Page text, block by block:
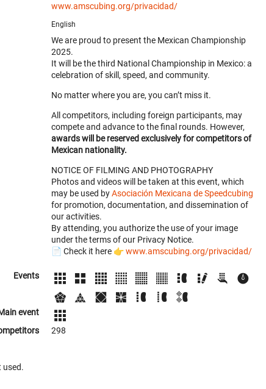
www.amscubing.org/privacidad/
English
We are proud to present the Mexican Championship
2025.
It will be the third National Championship in Mexico: a
celebration of skill, speed, and community.
No matter where you are, you can’t miss it.
All competitors, including foreign participants, may
compete and advance to the final rounds. However,
awards will be reserved exclusively for competitors of
Mexican nationality.
NOTICE OF FILMING AND PHOTOGRAPHY
Photos and videos will be taken at this event, which
may be used byAsociación Mexicana de Speedcubing
for promotion, documentation, and dissemination of
our activities.
By attending, you authorize the use of your image
under the terms of our Privacy Notice.
📄 Check it here 👉www.amscubing.org/privacidad/
Events
event
298
used.